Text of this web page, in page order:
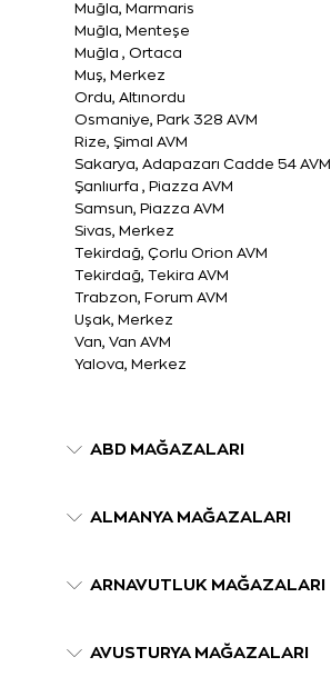
Muğla, Marmaris
Muğla, Menteşe
Muğla , Ortaca
Muş, Merkez
Ordu, Altınordu
Osmaniye, Park 328 AVM
Rize, Şimal AVM
Sakarya, Adapazarı Cadde 54 AVM
Şanlıurfa , Piazza AVM
Samsun, Piazza AVM
Sivas, Merkez
Tekirdağ, Çorlu Orion AVM
Tekirdağ, Tekira AVM
Trabzon, Forum AVM
Uşak, Merkez
Van, Van AVM
Yalova, Merkez
ABD MAĞAZALARI
ALMANYA MAĞAZALARI
ARNAVUTLUK MAĞAZALARI
AVUSTURYA MAĞAZALARI